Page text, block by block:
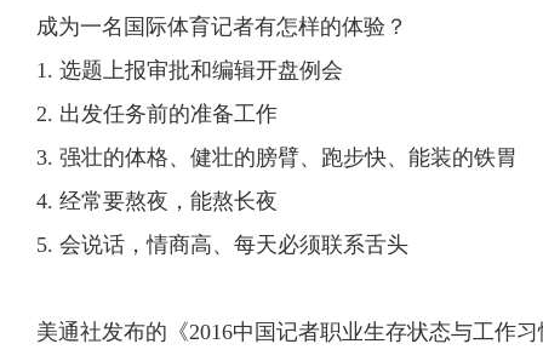
成为一名国际体育记者有怎样的体验？
1. 选题上报审批和编辑开盘例会
2. 出发任务前的准备工作
3. 强壮的体格、健壮的膀臂、跑步快、能装的铁胃
4. 经常要熬夜，能熬长夜
5. 会说话，情商高、每天必须联系舌头
美通社发布的《2016中国记者职业生存状态与工作